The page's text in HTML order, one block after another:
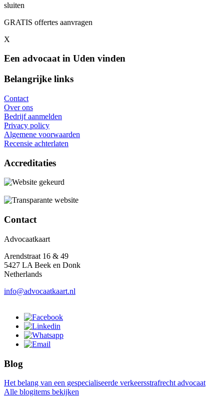
sluiten
GRATIS offertes aanvragen
X
Een advocaat in Uden vinden
Belangrijke links
Contact
Over ons
Bedrijf aanmelden
Privacy policy
Algemene voorwaarden
Recensie achterlaten
Accreditaties
Contact
Advocaatkaart
Arendstraat 16 & 49
5427 LA Beek en Donk
Netherlands
info@advocaatkaart.nl
Blog
Het belang van een gespecialiseerde verkeersstrafrecht advocaat
Alle blogitems bekijken